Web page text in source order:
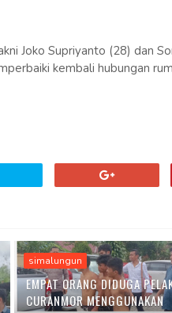
Joko Supriyanto (28) dan
kembali hubungan
simalungun
EMPAT ORANG DIDUGA
CURANMOR MENGGUNAKAN